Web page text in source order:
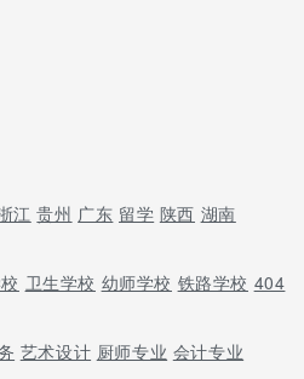
江 贵州 广东 留学 陕西 湖南
卫生学校 幼师学校 铁路学校 404
艺术设计 厨师专业 会计专业